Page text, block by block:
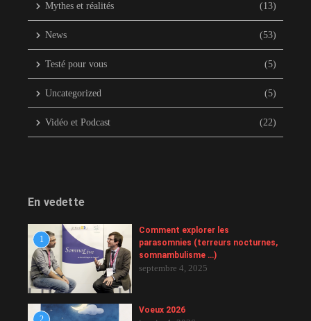
Mythes et réalités (13)
News (53)
Testé pour vous (5)
Uncategorized (5)
Vidéo et Podcast (22)
En vedette
1
Comment explorer les
parasomnies (terreurs nocturnes,
somnambulisme …)
septembre 4, 2025
Voeux 2026